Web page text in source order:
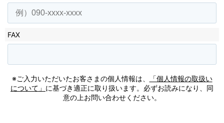
FAX
※ご入力いただいたお客さまの個人情報は、
「個人情報の取扱い
について」 に基づき適正に取り扱います。必ずお読みになり、同
意の上お問い合わせください。